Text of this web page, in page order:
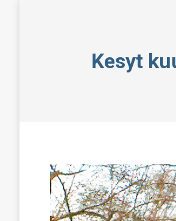
Kesyt